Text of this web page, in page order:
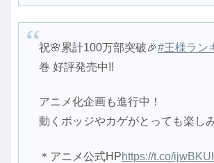
祝🌸累計100万部突破🎉#王様ラン
巻 好評発売中!!
アニメ化企画も進行中！
動くボッジやカゲがとっても楽し
＊アニメ公式HPhttps://t.co/